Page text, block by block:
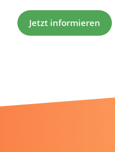
Jetzt informieren